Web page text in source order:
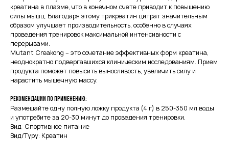
креатина в плазме, что в конечном счете приводит к повышению
силы мышц. Благодаря этому трикреатин цитрат значительным
образом улучшает производительность, особенно в случаях
проведения тренировок максимальной интенсивности с
перерывами.
Mutant Creakong – это сочетание эффективных форм креатина,
неоднократно подвергавшихся клиническим исследованиям. Прием
продукта поможет повысить выносливость, увеличить силу и
нарастить мышечную массу.
Рекомендации по применению:
Размешайте одну полную ложку продукта (4 г) в 250-350 мл воды
и употребите за 20-30 минут до проведения тренировки.
Вид: Спортивное питание
Вид/Түрү: Креатин